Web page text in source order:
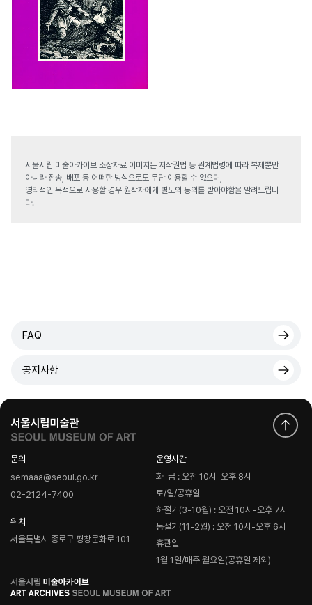
서울시립 미술아카이브 소장자료 이미지는 저작권법 등 관계법령에 따라 복제뿐만
아니라 전송, 배포 등 어떠한 방식으로도 무단 이용할 수 없으며,
영리적인 목적으로 사용할 경우 원작자에게 별도의 동의를 받아야함을 알려드립니
다.
FAQ
공지사항
문의
semaaa@seoul.go.kr
02-2124-7400
위치
서울특별시 종로구 평창문화로 101
운영시간
화-금 : 오전 10시-오후 8시
토/일/공휴일
하절기(3-10월) : 오전 10시-오후 7시
동절기(11-2월) : 오전 10시-오후 6시
휴관일
1월 1일/매주 월요일(공휴일 제외)
로
고